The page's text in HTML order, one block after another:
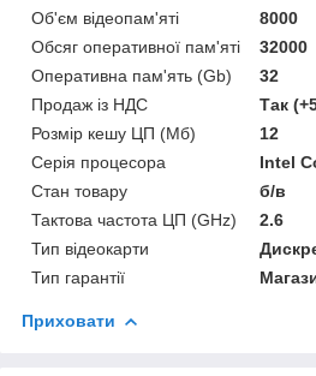
Об'єм відеопам'яті
8000
Обсяг оперативної пам'яті
32000
Оперативна пам'ять (Gb)
32
Продаж із НДС
Так
Розмір кешу ЦП (Мб)
12
Серія процесора
Intel
Стан товару
б/в
Тактова частота ЦП (GHz)
2.6
Тип відеокарти
Тип гарантії
Приховати